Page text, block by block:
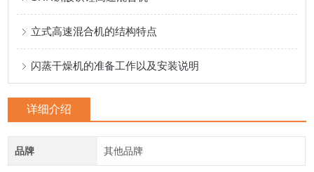
立式高速混合机的结构特点
闪蒸干燥机的准备工作以及安装说明
详细介绍
品牌 其他品牌